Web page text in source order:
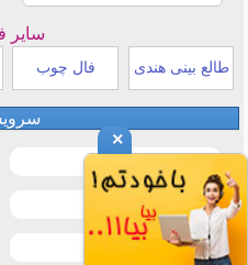
سایر
طالع بینی هندی فال چوب
قیمت طلا و سکه
قیمت دلار
×